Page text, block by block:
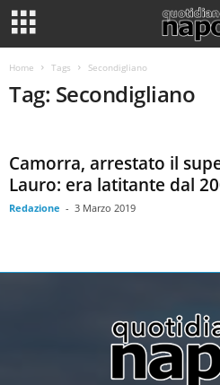
Home Tags Secondigliano
Tag: Secondigliano
Camorra, arrestato il
Lauro: era latitante dal
Redazione - 3 Marzo 2019